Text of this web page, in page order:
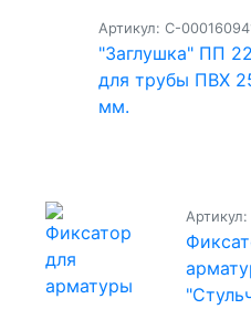
Артикул: С-
"Заглушка" ПП 22
для трубы ПВХ
мм.